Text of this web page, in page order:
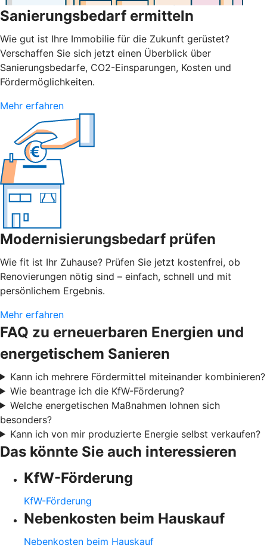
Sanierungsbedarf ermitteln
Wie gut ist Ihre Immobilie für die Zukunft gerüstet?
Verschaffen Sie sich jetzt einen Überblick über
Sanierungsbedarfe, CO2-Einsparungen, Kosten und
Fördermöglichkeiten.
Mehr erfahren
Modernisierungsbedarf prüfen
Wie fit ist Ihr Zuhause? Prüfen Sie jetzt kostenfrei, ob
Renovierungen nötig sind – einfach, schnell und mit
persönlichem Ergebnis.
Mehr erfahren
FAQ zu erneuerbaren Energien und
energetischem Sanieren
Kann ich mehrere Fördermittel miteinander kombinieren?
Wie beantrage ich die KfW-Förderung?
Welche energetischen Maßnahmen lohnen sich
besonders?
Kann ich von mir produzierte Energie selbst verkaufen?
Das könnte Sie auch interessieren
KfW-Förderung
KfW-Förderung
Nebenkosten beim Hauskauf
Nebenkosten beim Hauskauf